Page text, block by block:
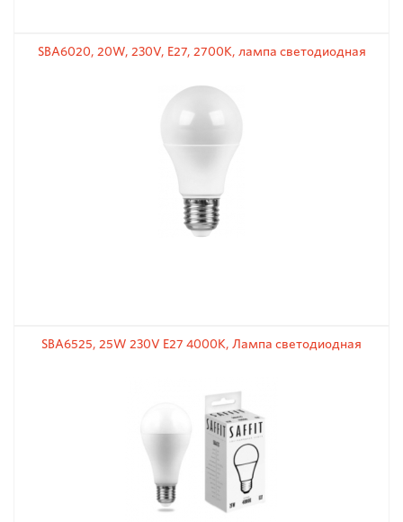
SBA6020, 20W, 230V, E27, 2700K, лампа светодиодная
SBA6525, 25W 230V E27 4000K, Лампа светодиодная